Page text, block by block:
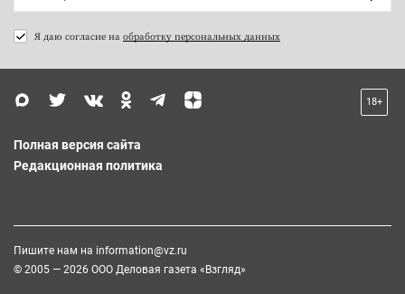
Я даю согласие на обработку персональных данных
18+
Полная версия сайта
Редакционная политика
Пишите нам на information@vz.ru
© 2005 — 2026 ООО Деловая газета «Взгляд»